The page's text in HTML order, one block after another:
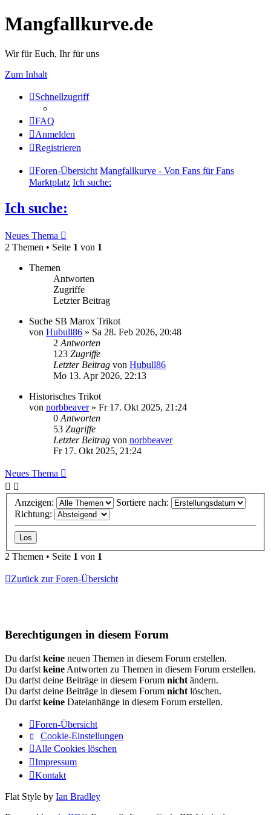
Mangfallkurve.de
Wir für Euch, Ihr für uns
Zum Inhalt
Schnellzugriff
FAQ
Anmelden
Registrieren
Foren-Übersicht Mangfallkurve - Von Fans für Fans
Marktplatz Ich suche:
Ich suche:
Neues Thema
2 Themen • Seite 1 von 1
Themen
Antworten
Zugriffe
Letzter Beitrag
Suche SB Marox Trikot
von Hubull86 » Sa 28. Feb 2026, 20:48
2 Antworten
123 Zugriffe
Letzter Beitrag von Hubull86
Mo 13. Apr 2026, 22:13
Historisches Trikot
von norbbeaver» Fr 17. Okt 2025, 21:24
0 Antworten
53 Zugriffe
Letzter Beitrag von norbbeaver
Fr 17. Okt 2025, 21:24
Neues Thema
Anzeigen:
Sortiere nach:
Richtung:
2 Themen • Seite 1 von 1
Zurück zur Foren-Übersicht
Berechtigungen in diesem Forum
Du darfst keine neuen Themen in diesem Forum erstellen.
Du darfst keine Antworten zu Themen in diesem Forum erstellen.
Du darfst deine Beiträge in diesem Forum nicht ändern.
Du darfst deine Beiträge in diesem Forum nicht löschen.
Du darfst keine Dateianhänge in diesem Forum erstellen.
Foren-Übersicht
Cookie-Einstellungen
Alle Cookies löschen
Impressum
Kontakt
Flat Style by Ian Bradley